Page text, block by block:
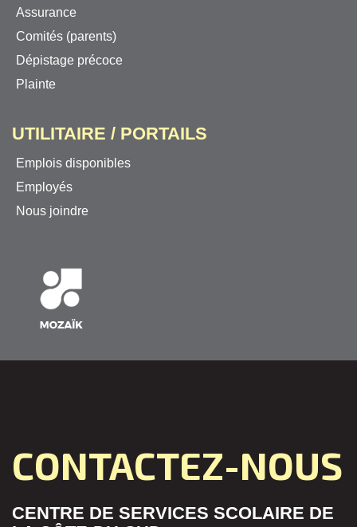
Assurance
Comités (parents)
Dépistage précoce
Plainte
UTILITAIRE / PORTAILS
Emplois disponibles
Employés
Nous joindre
CONTACTEZ-NOUS
CENTRE DE SERVICES SCOLAIRE DE